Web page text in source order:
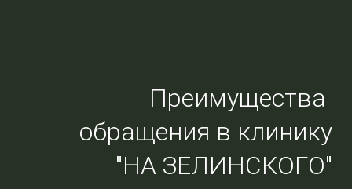
Преимущества
обращения в клинику
"НА ЗЕЛИНСКОГО"